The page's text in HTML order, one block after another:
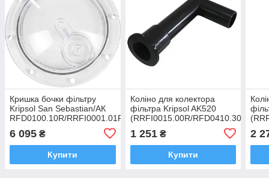
Кришка бочки фільтру
Kripsol San Sebastian/АК
RFD0100.10R/RRFI0001.01R
6 095 ₴
Купити
Коліно для колектора
фільтра Kripsol AK520
(RRFI0015.00R/RFD0410.30R)
1 251₴
Купити
2